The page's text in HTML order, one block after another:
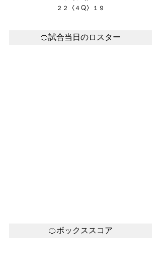
２２〈４Ｑ〉１９
🍊試合当日のロスター
🍊ボックススコア